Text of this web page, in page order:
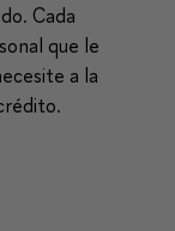
Cada
que le
a la